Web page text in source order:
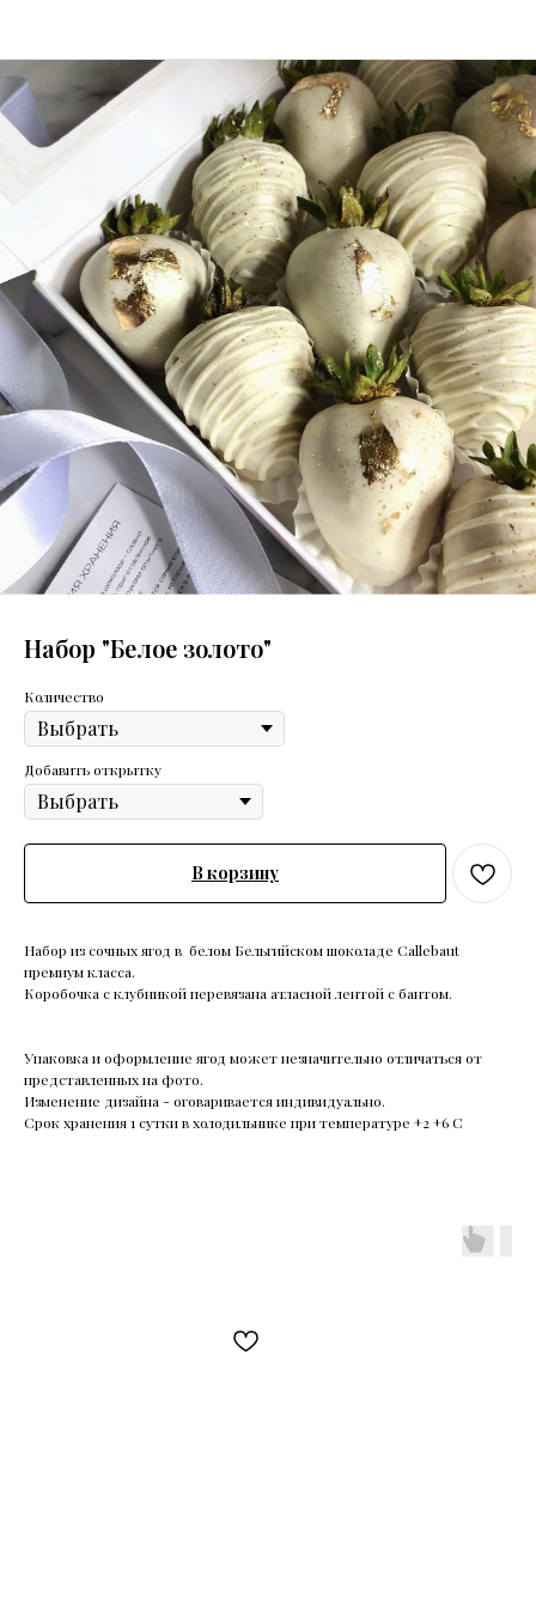
Набор "Белое золото"
Количество
Добавить открытку
В корзину
Набор из сочных ягод в белом Бельгийском шоколаде Callebaut
премиум класса.
Коробочка с клубникой перевязана атласной лентой с бантом.
Упаковка и оформление ягод может незначительно отличаться от
представленных на фото.
Изменение дизайна - оговаривается индивидуально.
Срок хранения 1 сутки в холодильнике при температуре +2 +6 С